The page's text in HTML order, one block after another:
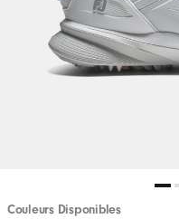
Couleurs Disponibles